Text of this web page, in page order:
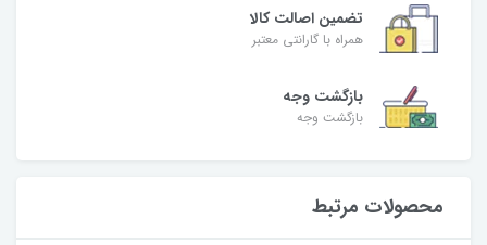
تضمین اصالت کالا
همراه با گارانتی معتبر
بازگشت وجه
بازگشت وجه
محصولات مرتبط